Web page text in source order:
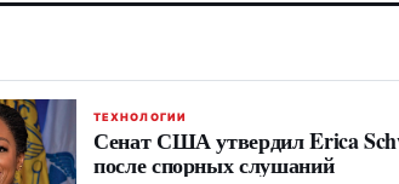
ТЕХНОЛОГИИ
Сенат США утвердил Erica
после спорных слушаний